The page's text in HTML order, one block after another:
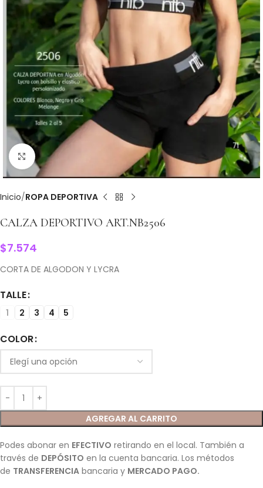
Clic para ampliar
Inicio ROPA DEPORTIVA
CALZA DEPORTIVO ART.NB2506
$7.574
CORTA DE ALGODON Y LYCRA
TALLE
1 2 3 4 5
COLOR
AGREGAR AL CARRITO
Podes abonar en EFECTIVO retirando en el local. También a
través de DEPÓSITO en la cuenta bancaria. Los métodos
de TRANSFERENCIA bancaria y MERCADO PAGO.